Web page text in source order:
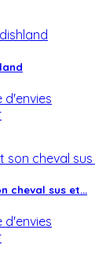
d'envies
cheval sus et...
d'envies